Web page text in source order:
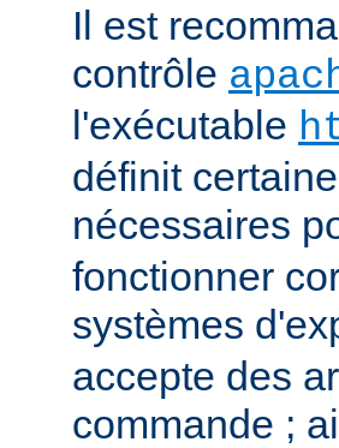
Il est
contrôle
l'exécutable
définit
nécessaires
fonctionner
systèmes
accepte des
commande ;